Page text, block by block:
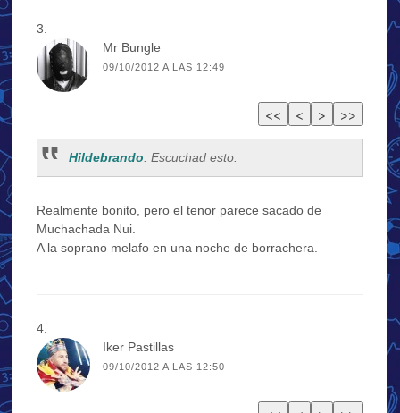
Mr Bungle
09/10/2012 A LAS 12:49
Hildebrando: Escuchad esto:
Realmente bonito, pero el tenor parece sacado de
Muchachada Nui.
A la soprano melafo en una noche de borrachera.
Iker Pastillas
09/10/2012 A LAS 12:50